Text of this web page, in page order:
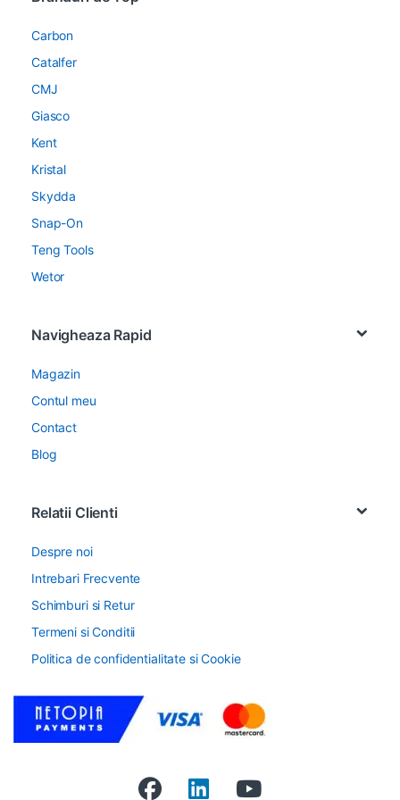
Carbon
Catalfer
CMJ
Giasco
Kent
Kristal
Skydda
Snap-On
Teng Tools
Wetor
Navigheaza Rapid
Magazin
Contul meu
Contact
Blog
Relatii Clienti
Despre noi
Intrebari Frecvente
Schimburi si Retur
Termeni si Conditii
Politica de confidentialitate si Cookie